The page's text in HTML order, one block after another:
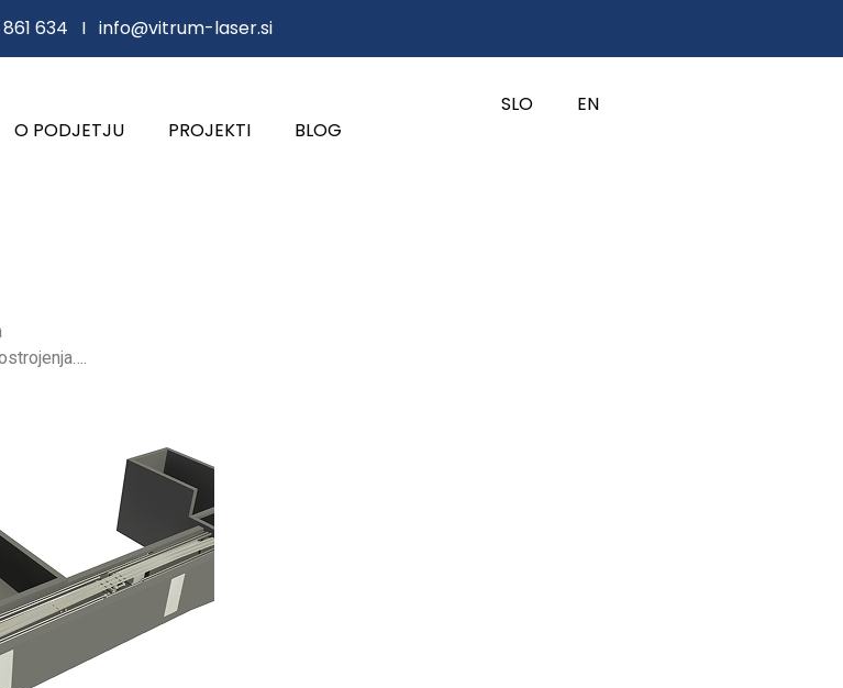
861 634 I info@vitrum-laser.si
O PODJETJU PROJEKTI
BLOG
SLO EN